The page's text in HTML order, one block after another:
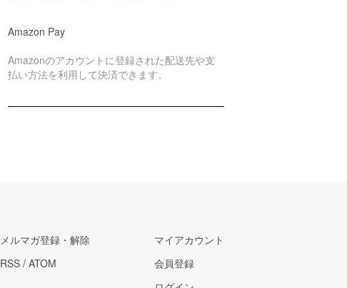
Amazon Pay
Amazonのアカウントに登録された配送先や支
払い方法を利用して決済できます。
メルマガ登録・解除
RSS / ATOM
マイアカウント
会員登録